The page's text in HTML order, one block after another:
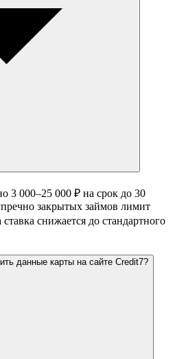
3 000–25 000 ₽ на срок до 30
закрытых займов лимит
снижается до стандартного
данные карты на сайте Credit7?